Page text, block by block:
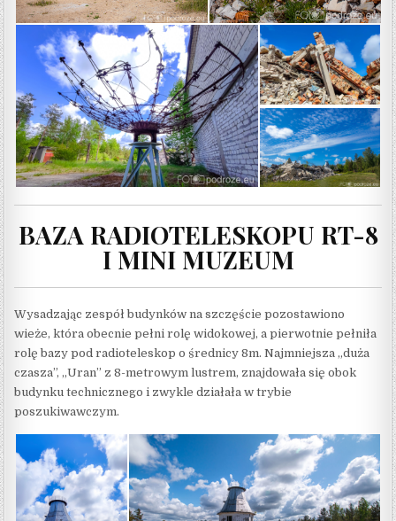
BAZA RADIOTELESKOPU RT-8
I MINI MUZEUM
Wysadzając zespół budynków na szczęście pozostawiono
wieże, która obecnie pełni rolę widokowej, a pierwotnie pełniła
rolę bazy pod radioteleskop o średnicy 8m. Najmniejsza „duża
czasza”, „Uran” z 8-metrowym lustrem, znajdowała się obok
budynku technicznego i zwykle działała w trybie
poszukiwawczym.